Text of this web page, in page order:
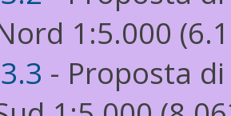
1:5.000
- Proposta